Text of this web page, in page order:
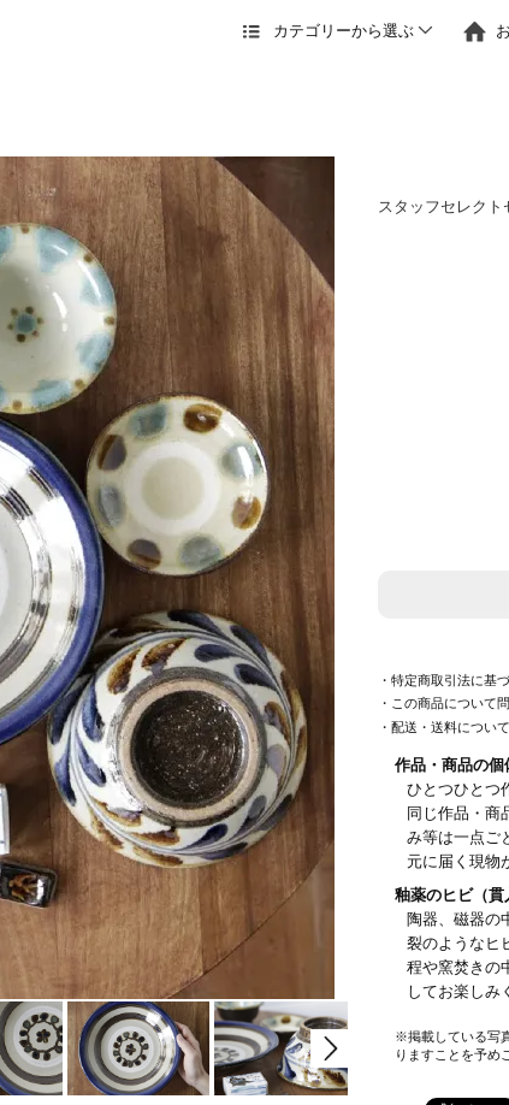
カテゴリーから選ぶ
スタッフセレクト
・特定商取引法に基
・この商品について
・配送・送料について
作品・商品の個
ひとつひとつ
同じ作品・商
み等は一点ご
元に届く現物
釉薬のヒビ（
陶器、磁器の
裂のようなヒ
程や窯焚きの
してお楽し
※掲載している写
りますことを予め